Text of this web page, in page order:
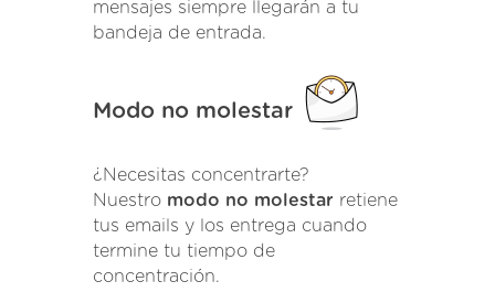
mensajes siempre llegarán a tu
bandeja de entrada.
Modo no molestar
¿Necesitas concentrarte?
Nuestro modo no molestar retiene
tus emails y los entrega cuando
termine tu tiempo de
concentración.